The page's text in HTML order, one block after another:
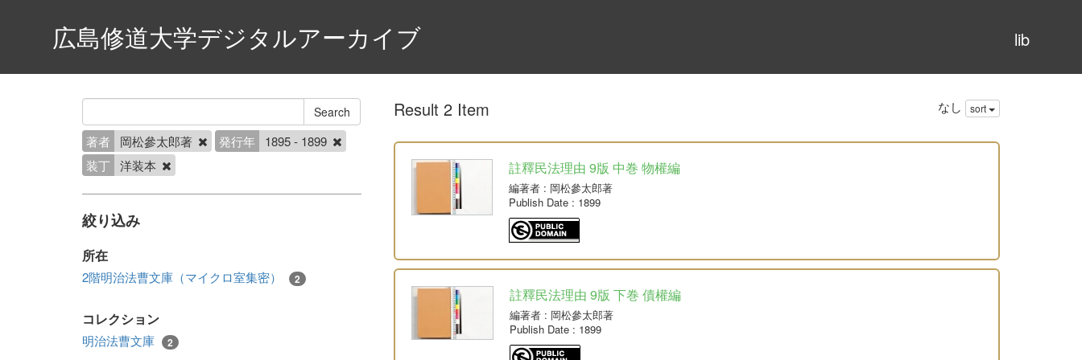
lib
広島修道大学デジタルアーカイブ
著者 岡松參太郎著 発行年
1895 - 1899
装丁 洋装本
絞り込み
所在
2階明治法曹文庫（マイクロ室集密） 2
コレクション
明治法曹文庫 2
Result 2 Item なし sort
註釋民法理由 9版 中巻 物權編
編著者: 岡松參太郎著
Publish Date: 1899
註釋民法理由 9版 下巻 債權編
編著者: 岡松參太郎著
Publish Date: 1899